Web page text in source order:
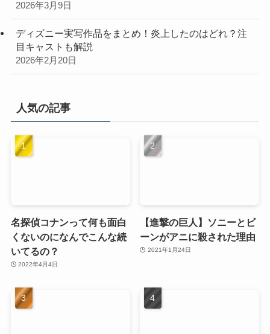
2026年3月9日
ディズニー実写作品をまとめ！炎上したのはどれ？注
目キャストも解説
2026年2月20日
人気の記事
名探偵コナンって何も面白
くないのになんでこんな続
いてるの？
2022年4月4日
【進撃の巨人】ソニーとビ
ーンがアニに殺された理由
2021年1月24日